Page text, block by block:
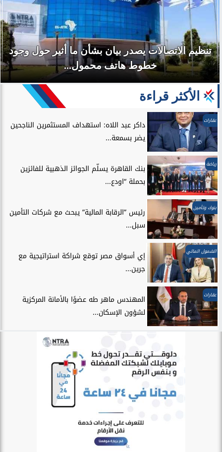
تنظيم الاتصالات يصدر بيان بشأن ما أثير حول وجود
خطوط هاتف محمول...
الأكثر قراءة
عقارات
داكر عبد اللاه: استهداف المستثمرين الناجحين
يضر بسمعة...
رياضة
بنك القاهرة يسلّم الجوائز الذهبية للفائزين
بحملة “اودع...
بنوك وتأمين
رئيس ”الرقابة المالية” يبحث مع شركات التأمين
سبل...
الشمول المالي
إي أسواق مصر توقع شراكة استراتيجية مع
جرين...
عقارات
المهندس ماهر طه عضوًا بالأمانة المركزية
لشؤون الإسكان...